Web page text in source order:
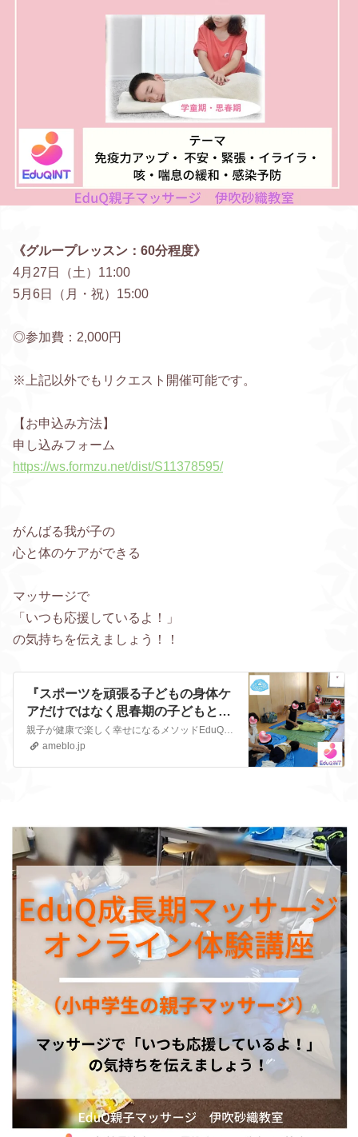
《グループレッスン：60分程度》
4月27日（土）11:00
5月6日（月・祝）15:00
◎参加費：2,000円
※上記以外でもリクエスト開催可能です。
【お申込み方法】
申し込みフォーム
https://ws.formzu.net/dist/S11378595/
がんばる我が子の
心と体のケアができる
マッサージで
「いつも応援しているよ！」
の気持ちを伝えましょう！！
『スポーツを頑張る子どもの身体ケ
アだけではなく思春期の子どもとの
コミュニケーションツールとして
も！』
親子が健康で楽しく幸せになるメソッドEduQ（エデュキュウ）親子マッサージ 今でも20歳の息子にマッサージを続け、反抗期もなく、親子関係良好の伊吹砂織です。★…
ameblo.jp